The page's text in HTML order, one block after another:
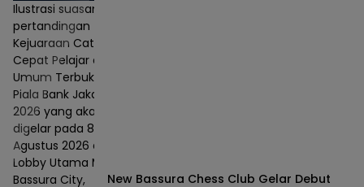
Ilustrasi suasana
pertandingan
Kejuaraan Catur
Cepat Pelajar dan
Umum Terbuka
Piala Bank Jakarta
2026 yang akan
digelar pada 8–9
Agustus 2026 di
Lobby Utama Mall
Bassura City,
New Bassura Chess Club Gelar Debut